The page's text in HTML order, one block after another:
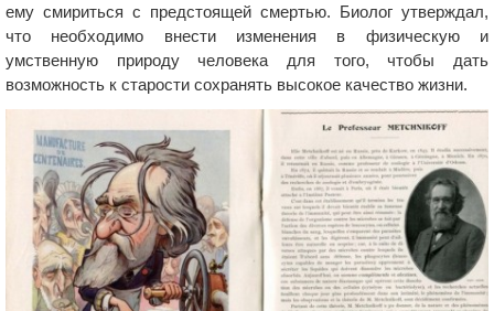
ему смириться с предстоящей смертью. Биолог утверждал,
что необходимо внести изменения в физическую и
умственную природу человека для того, чтобы дать
возможность к старости сохранять высокое качество жизни.